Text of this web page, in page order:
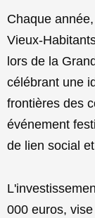
Chaque
Vieux-
lors de la
célébrant une
frontières des
événement
de lien social
000 euros,